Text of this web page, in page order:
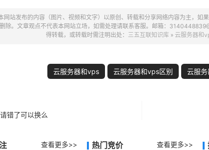
网站发布的内容（图片、视频和文字）以原创、转载和分享网络内容为主，如
除。文章观点不代表本网站立场，如需处理请联系客服。邮箱：
得转载，或转载时需注明出处： 三五互联知识库 » 云服务器和
云服务器和vps 云服务器和vps区别 云服
错了可以换么
查看更多>> 热门竞价 查看更多>>